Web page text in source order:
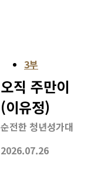
3부
오직 주만이
(이유정)
순전한 청년성가대
2026.07.26